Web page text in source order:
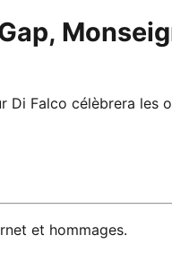
Di Falco célèbrera les
et hommages.